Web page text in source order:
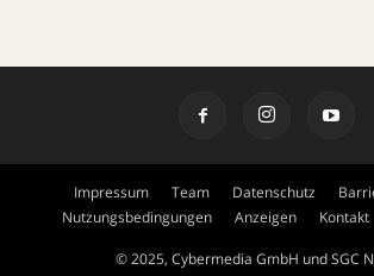
Impressum Team Datenschutz
Nutzungsbedingungen
Anzeigen Kontakt
© 2025, Cybermedia GmbH und SGC